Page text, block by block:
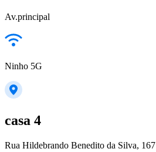
Av.principal
Ninho 5G
casa 4
Rua Hildebrando Benedito da Silva, 167